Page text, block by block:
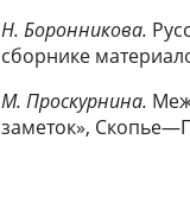
Н. Боронникова.
сборнике
М. Проскурнина.
заметок»,